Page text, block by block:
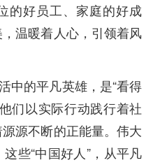
的好员工、家庭的好成
温暖着人心，引领着风
中的平凡英雄，是“看得
们以实际行动践行着社
源不断的正能量。伟大
些“中国好人”，从平凡